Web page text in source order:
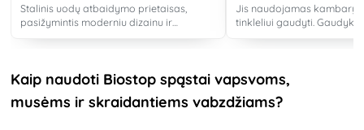
Stalinis uodų atbaidymo prietaisas,
pasižymintis moderniu dizainu ir
Jis naudojamas
tinkleliui gaudyti.
Kaip naudoti Biostop spąstai vapsvoms,
musėms ir skraidantiems vabzdžiams?